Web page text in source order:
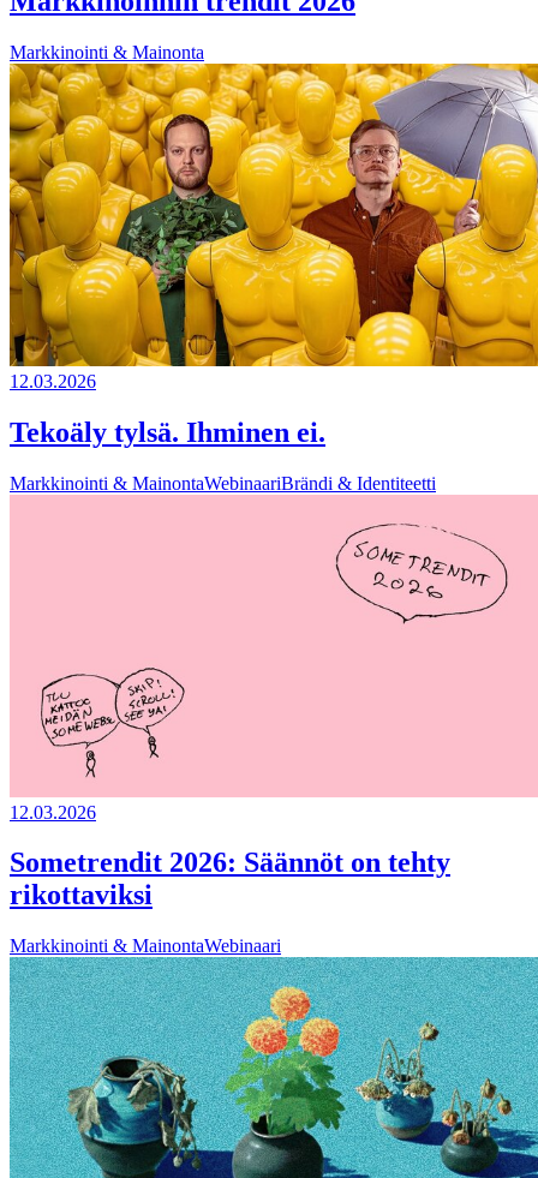
Markkinointi & Mainonta
12.03.2026
Tekoäly tylsä. Ihminen ei.
Markkinointi & MainontaWebinaariBrändi & Identiteetti
12.03.2026
Sometrendit 2026: Säännöt on tehty
rikottaviksi
Markkinointi & MainontaWebinaari